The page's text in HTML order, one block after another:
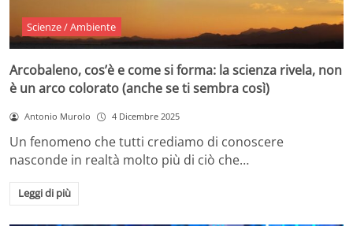
Scienze / Ambiente
Arcobaleno, cos’è e come si forma: la scienza rivela, non
è un arco colorato (anche se ti sembra così)
Antonio Murolo 4 Dicembre 2025
Un fenomeno che tutti crediamo di conoscere
nasconde in realtà molto più di ciò che…
Leggi di più